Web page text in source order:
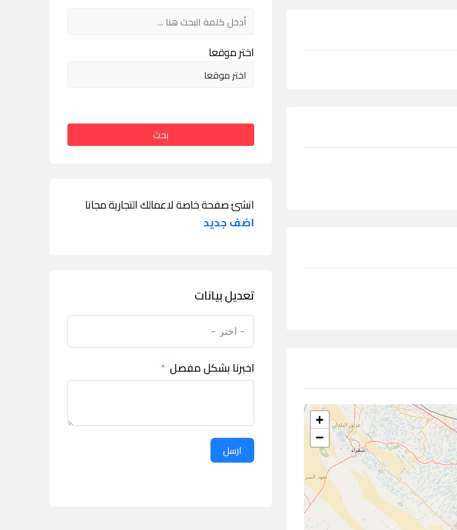
+
−
اختر موقعا
بحث
انشئ صفحة خاصة لاعمالك التجارية مجانا
اضف جديد
تعديل بيانات
اخبرنا بشكل مفصل
ارسل